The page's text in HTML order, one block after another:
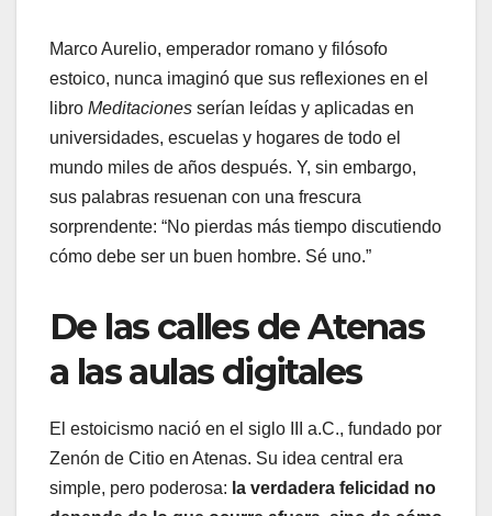
Marco Aurelio, emperador romano y filósofo
estoico, nunca imaginó que sus reflexiones en el
libro Meditaciones serían leídas y aplicadas en
universidades, escuelas y hogares de todo el
mundo miles de años después. Y, sin embargo,
sus palabras resuenan con una frescura
sorprendente: “No pierdas más tiempo discutiendo
cómo debe ser un buen hombre. Sé uno.”
De las calles de Atenas
a las aulas digitales
El estoicismo nació en el siglo III a.C., fundado por
Zenón de Citio en Atenas. Su idea central era
simple, pero poderosa: la verdadera felicidad no